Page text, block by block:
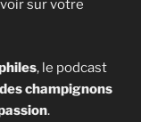
sur votre
, le podcast
champignons
.